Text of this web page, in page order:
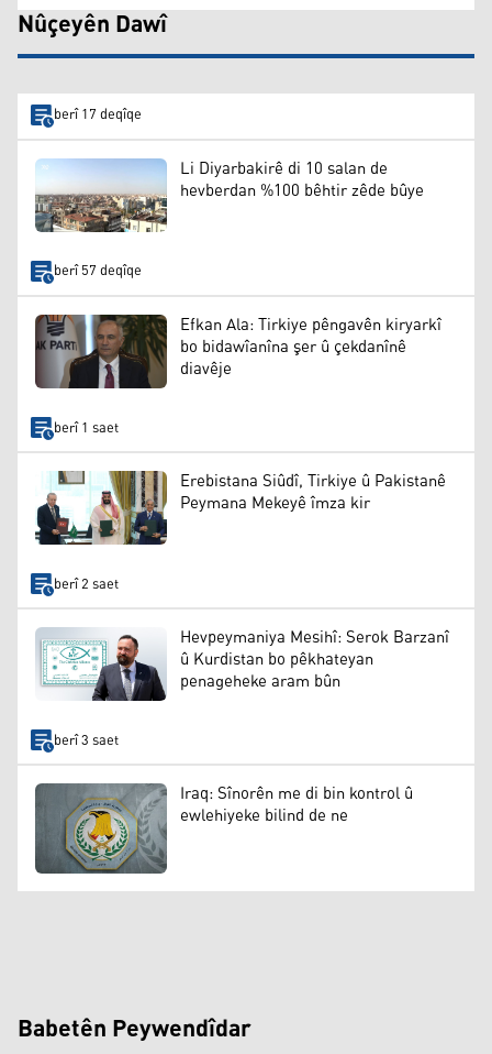
Nûçeyên Dawî
berî 17 deqîqe
Li Diyarbakirê di 10 salan de
hevberdan %100 bêhtir zêde bûye
berî 57 deqîqe
Efkan Ala: Tirkiye pêngavên kiryarkî
bo bidawîanîna şer û çekdanînê
diavêje
berî 1 saet
Erebistana Siûdî, Tirkiye û Pakistanê
Peymana Mekeyê îmza kir
berî 2 saet
Hevpeymaniya Mesihî: Serok Barzanî
û Kurdistan bo pêkhateyan
penageheke aram bûn
berî 3 saet
Iraq: Sînorên me di bin kontrol û
ewlehiyeke bilind de ne
Babetên Peywendîdar